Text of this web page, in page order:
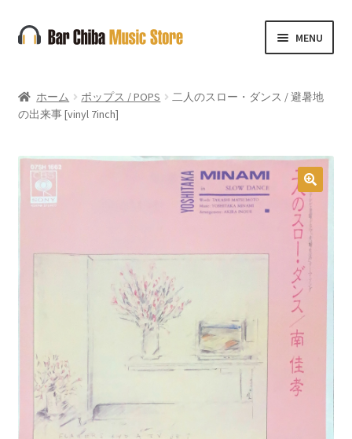
ナ
ビ
ー
シ
コ
ン
ン
ツ
MENU
ホーム ポップス / POPS
二人のスロー・ダンス / 避暑地
の出来事 [vinyl 7inch]
🔍